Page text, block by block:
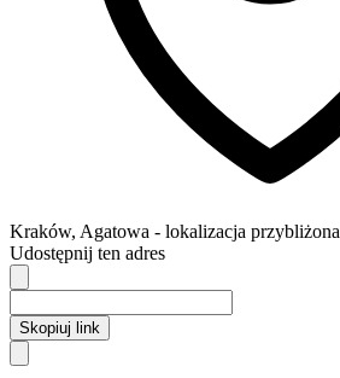
Kraków, Agatowa - lokalizacja przybliżona
Udostępnij ten adres
Skopiuj link